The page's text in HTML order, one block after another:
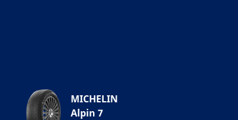
MICHELIN
Alpin 7